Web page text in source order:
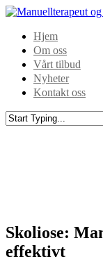
Hjem
Om oss
Vårt tilbud
Nyheter
Kontakt oss
Skoliose:
effektivt